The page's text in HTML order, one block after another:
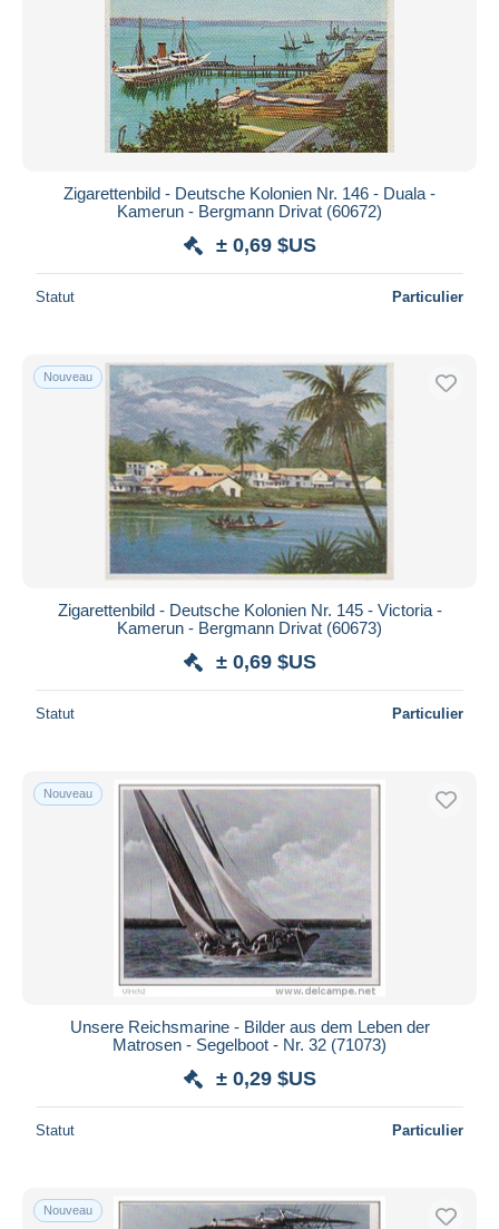
Zigarettenbild - Deutsche Kolonien Nr. 146 - Duala -
Kamerun - Bergmann Drivat (60672)
± 0,69 $US
Statut Particulier
Nouveau
Zigarettenbild - Deutsche Kolonien Nr. 145 - Victoria -
Kamerun - Bergmann Drivat (60673)
± 0,69 $US
Statut Particulier
Nouveau
Unsere Reichsmarine - Bilder aus dem Leben der
Matrosen - Segelboot - Nr. 32 (71073)
± 0,29 $US
Statut Particulier
Nouveau